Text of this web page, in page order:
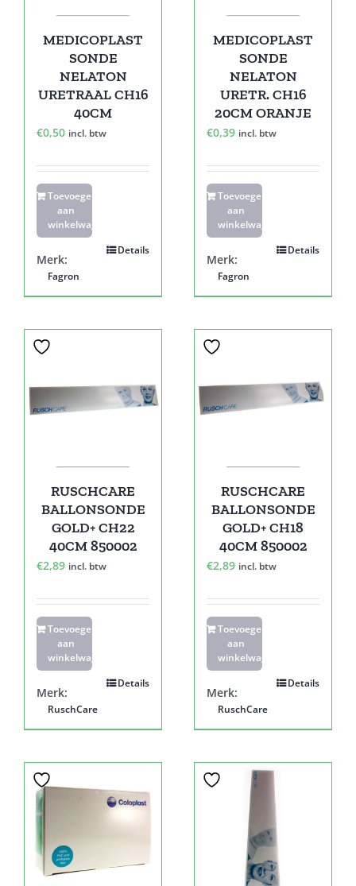
MEDICOPLAST
SONDE
NELATON
URETRAAL CH16
40CM
€0,50 incl. btw
Toevoegen
aan
winkelwagen
Details
Merk:
Fagron
MEDICOPLAST
SONDE
NELATON
URETR. CH16
20CM ORANJE
€0,39 incl. btw
Toevoegen
aan
winkelwagen
Details
Merk:
Fagron
RUSCHCARE
BALLONSONDE
GOLD+ CH22
40CM 850002
€2,89 incl. btw
Toevoegen
aan
winkelwagen
Details
Merk:
RuschCare
RUSCHCARE
BALLONSONDE
GOLD+ CH18
40CM 850002
€2,89 incl. btw
Toevoegen
aan
winkelwagen
Details
Merk:
RuschCare